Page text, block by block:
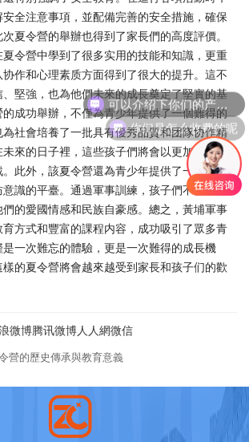
全注意事項，並配備完善的安全措施，確保
夏令營的舉辦也得到了家長們的高度評價。
令營中學到了很多实用的技能和知識，更重
作和心理素质方面得到了很大的提升。這不
堅強，也為他們未來的成長奠定了堅實的基
成功舉辦，不僅為青少年提供了一個難得的
社會培養了一批具有優秀品質和团隊协作精
來的日子裡，這些孩子們將會以更加成熟的
此外，該夏令營還為青少年提供了一個了解
識的平臺。通過軍事訓練，孩子們不僅鍛煉
的愛國情感和民族自豪感。總之，黃埔軍事
方式和豐富的課程内容，成功吸引了眾多青
一次難忘的體驗，更是一次難得的成長機
的夏令營將會越來越受到家長和孩子们的歡
微博腾讯微博人人網微信
營的歷史傳承與教育意義
可以介绍下你们的产品么
你们是怎么收费的呢